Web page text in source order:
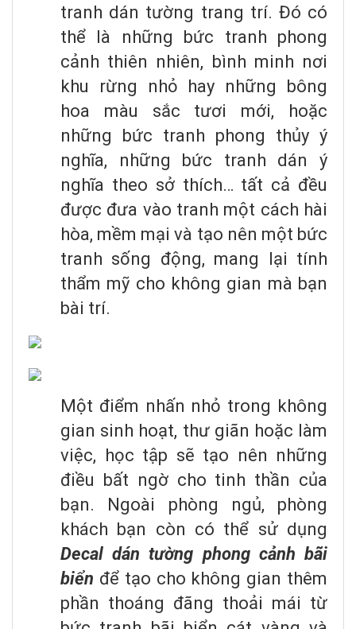
tranh dán tường trang trí. Đó có
thể là những bức tranh phong
cảnh thiên nhiên, bình minh nơi
khu rừng nhỏ hay những bông
hoa màu sắc tươi mới, hoặc
những bức tranh phong thủy ý
nghĩa, những bức tranh dán ý
nghĩa theo sở thích… tất cả đều
được đưa vào tranh một cách hài
hòa, mềm mại và tạo nên một bức
tranh sống động, mang lại tính
thẩm mỹ cho không gian mà bạn
bài trí.
Một điểm nhấn nhỏ trong không
gian sinh hoạt, thư giãn hoặc làm
việc, học tập sẽ tạo nên những
điều bất ngờ cho tinh thần của
bạn. Ngoài phòng ngủ, phòng
khách bạn còn có thể sử dụng
Decal dán tường phong cảnh bãi
biển để tạo cho không gian thêm
phần thoáng đãng thoải mái từ